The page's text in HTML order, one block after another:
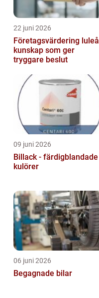
22 juni 2026
Företagsvärdering luleå
kunskap som ger
tryggare beslut
09 juni 2026
Billack - färdigblandade
kulörer
06 juni 2026
Begagnade bilar